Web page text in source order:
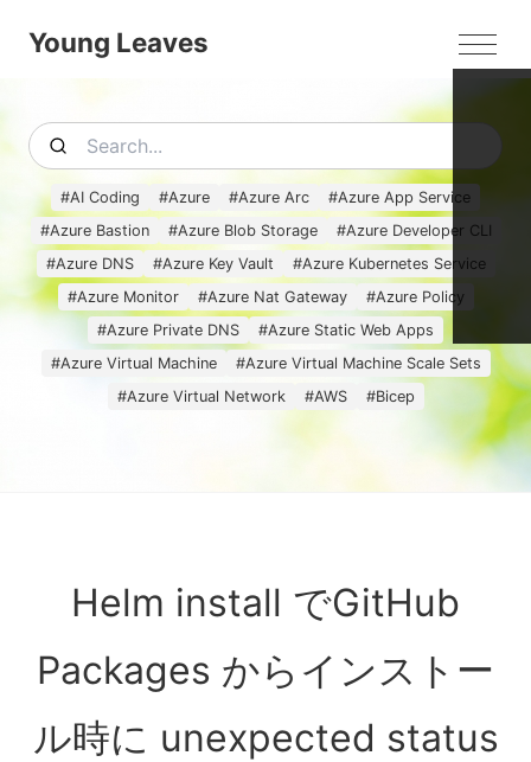
Young Leaves
#AI Coding #Azure #Azure Arc #Azure App Service
#Azure Bastion #Azure Blob Storage #Azure Developer CLI
#Azure DNS #Azure Key Vault #Azure Kubernetes Service
#Azure Monitor #Azure Nat Gateway #Azure Policy
#Azure Private DNS #Azure Static Web Apps
#Azure Virtual Machine #Azure Virtual Machine Scale Sets
#Azure Virtual Network #AWS #Bicep
Helm install でGitHub
Packages からインストー
ル時に unexpected status